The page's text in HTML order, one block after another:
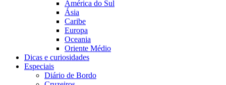
América do Sul
Ásia
Caribe
Europa
Oceania
Oriente Médio
Dicas e curiosidades
Especiais
Diário de Bordo